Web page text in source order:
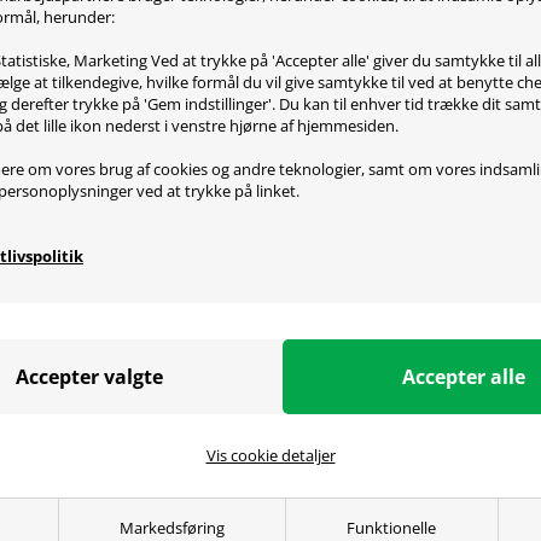
herunder:
Marketing Ved at trykke på 'Accepter alle' giver du samtykke til
at tilkendegive, hvilke formål du vil give samtykke til ved at benytte
derefter trykke på 'Gem indstillinger'. Du kan til enhver tid trække dit
det lille ikon nederst i venstre hjørne af hjemmesiden.
om vores brug af cookies og andre teknologier, samt om vores
ved at trykke på linket.
Markedsføring Funktionelle
Vis cookie detaljer
selvfølgelig klar til at hjælpe dig med. Vores mange års erfaring
og helt sikkert kan guide på vejen til den helt rigtige
med dig, og hjælpe dig med at finde rundt i de mange
bliv lige så imponeret over den store variation, som vi er.